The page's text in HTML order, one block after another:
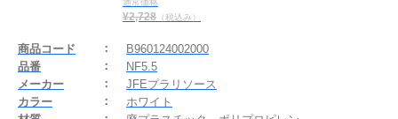
通常価格
¥2,728 （税込み）
商品コード
B960124002000
品番
NF5.5
メーカー
JFEプラリソース
カラー
ホワイト